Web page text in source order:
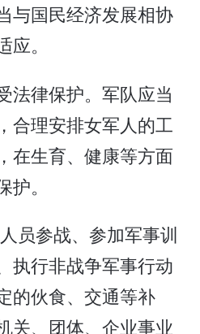
与国民经济发展相协
。
法律保护。军队应当
合理安排女军人的工
在生育、健康等方面
。
员参战、参加军事训
执行非战争军事行动
的伙食、交通等补
关、团体、企业事业